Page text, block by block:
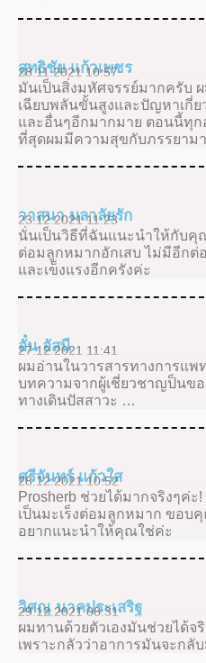
สุทธิชัย แก้วเพชร
28.11.2021 10:57
มันเป็นสิ่งมหัศจรรย์มากครับ
เฉียบพลันขั้นสูงและปัญหาเกี่
และอื่นๆอีกมากมาย ตอนนี้ทุก
ที่สุดผมมีความสุขกับภรรยาม
วาสนา มลาลัยรัก
23.12.2021 11:23
นั่นเป็นวิธีที่ฉันแนะนำให้กับ
ต่อมลูกหมากอักเสบ ไม่มีอีกต่
และเข็งแรงอีกครังค่ะ
อั๋น อัสนี
27.12.2021 11:41
ผมอ่านในวารสารทางการแพ
บทความจากผู้เชี่ยวชาญป็นข
ทางเดินปัสสาวะ …
ศรีจันทร์ แก้วใส
28.12.2021 10:52
Prosherb ช่วยได้มากจริงๆค่
เป็นมะเร็งต่อมลูกหมาก ขอบ
อยากแนะนำให้คุณใช่ค่ะ
วิศณุ นาคประเสริฐ
29.12.2021 08:31
ผมทานด้วยตัวเองมันช่วยได้จ
เพราะกลัวว่าอาการมันจะกลั